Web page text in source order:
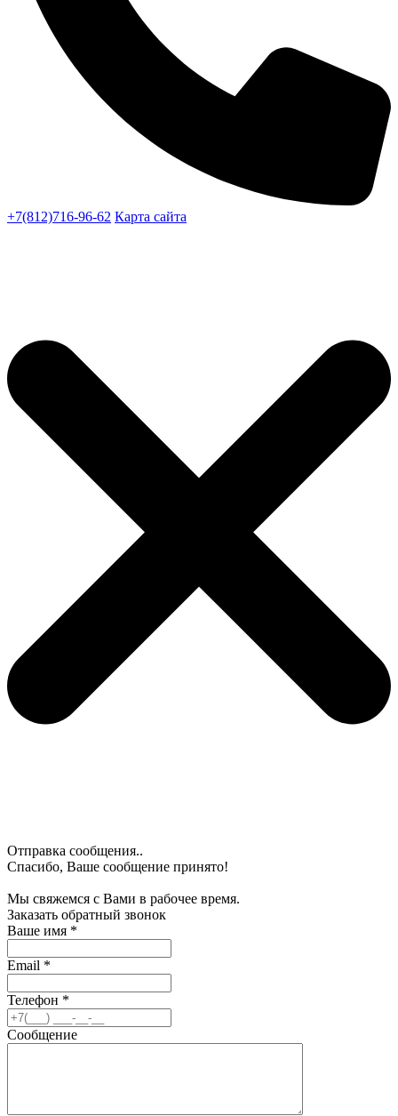
+7(812)716-96-62 Карта сайта
Отправка сообщения..
Спасибо, Ваше сообщение принято!
Мы свяжемся с Вами в рабочее время.
Заказать обратный звонок
Ваше имя *
Email *
Телефон *
Сообщение